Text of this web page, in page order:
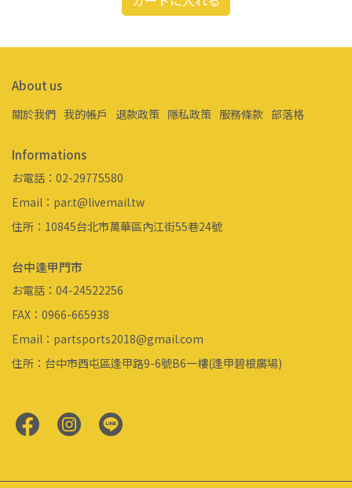
About us
關於我們 我的帳戶 退款政策 隱私政策 服務條款 部落格
Informations
お電話：02-29775580
Email：par.t@livemail.tw
住所：10845台北市萬華區內江街55巷24號
台中逢甲門市
お電話：04-24522256
FAX：0966-665938
Email：partsports2018@gmail.com
住所：台中市西屯區逢甲路9-6號B6一樓(逢甲碧根廣場)